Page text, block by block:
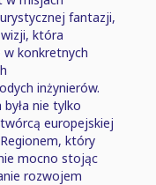
fantazji,
która
w konkretnych
inżynierów.
nie tylko
europejskiej
który
mocno stojąc
rozwojem